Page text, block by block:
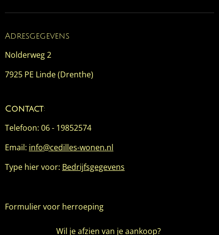
Adresgegevens
Nolderweg 2
7925 PE Linde (Drenthe)
Contact:
Telefoon: 06 - 19852574
Email: info@cedilles-wonen.nl
Type hier voor: Bedrijfsgegevens
Formulier voor herroeping
Wil je afzien van je aankoop?